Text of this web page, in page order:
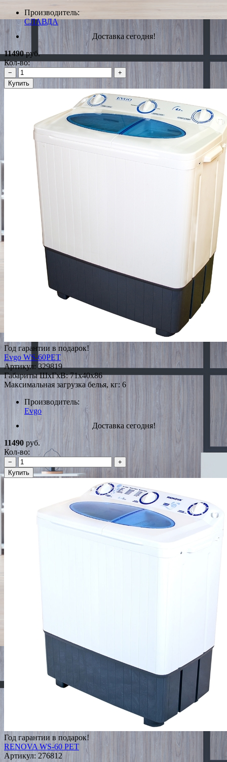
Производитель:
СЛАВДА
Доставка сегодня!
11490руб.
Кол-во:
−
+
Купить
Год гарантии в подарок!
Evgo WS-60PET
Артикул: 329819
Габариты ШxГxВ: 71x40x86
Максимальная загрузка белья, кг: 6
Производитель:
Evgo
Доставка сегодня!
11490 руб.
Кол-во:
−
+
Купить
Год гарантии в подарок!
RENOVA WS-60 PET
Артикул: 276812